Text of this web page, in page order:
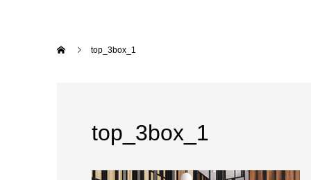
top_3box_1
top_3box_1